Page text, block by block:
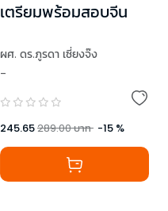
เตรียมพร้อมสอบจีน
ผศ. ดร.ภูรดา เซี่ยงจ๊ง
-
245.65289.00บาท -15 %